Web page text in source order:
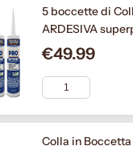
5 boccette di
ARDESIVA
BATTISCOPA e
MDF, Polimeri
€49.99
Colla in